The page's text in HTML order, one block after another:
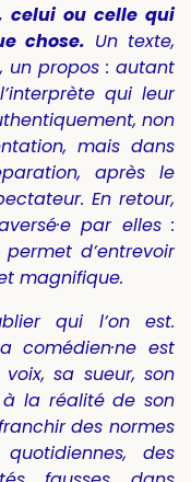
celui ou celle qui
chose. Un texte,
un propos : autant
qui leur
non
mais dans
après le
En retour,
par elles :
d’entrevoir
magnifique.
qui l’on est.
comédien·ne est
sa sueur, son
la réalité de son
des normes
des